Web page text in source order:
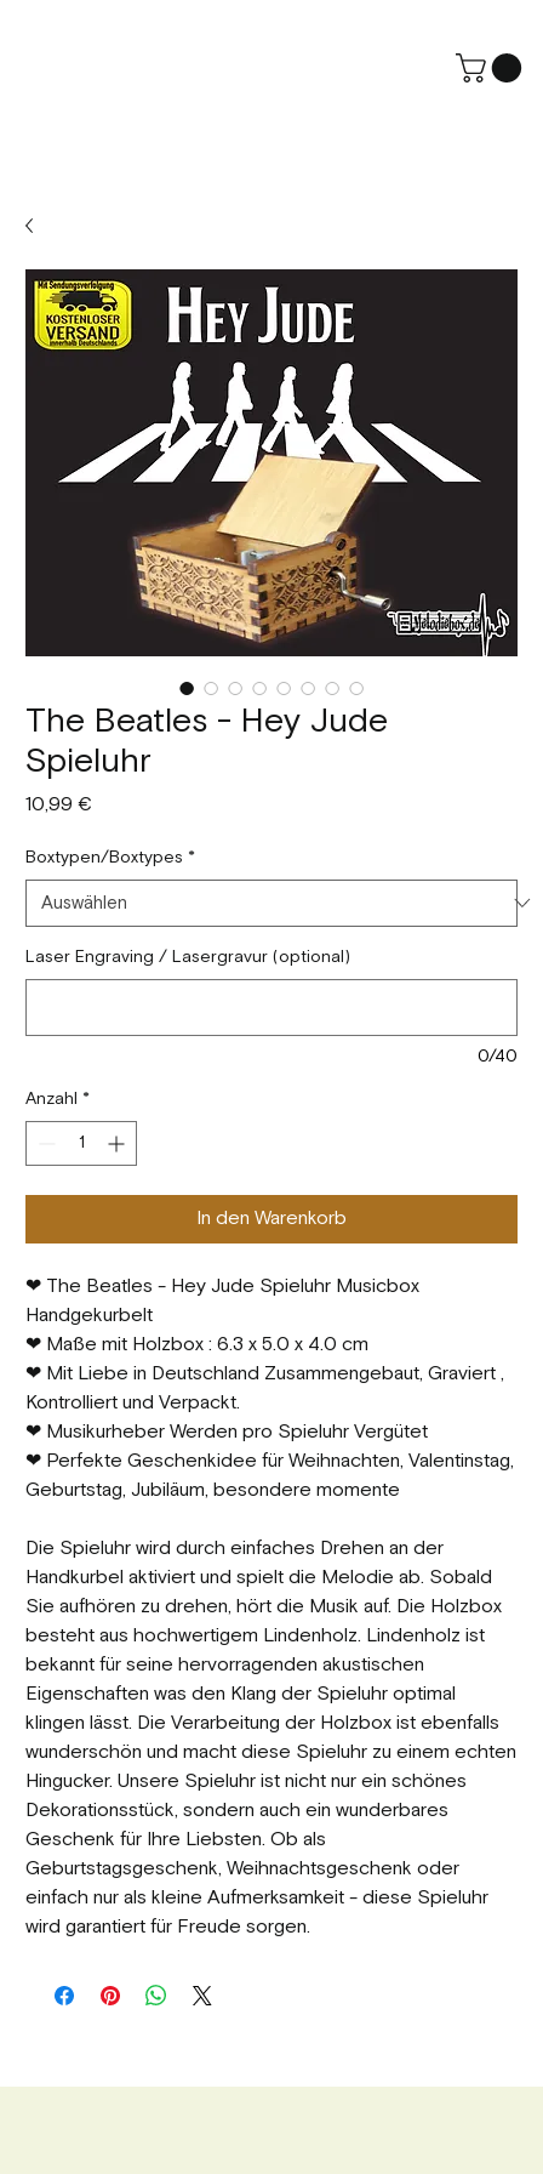
The Beatles - Hey Jude
Spieluhr
10,99 €
Boxtypen/Boxtypes *
Laser Engraving / Lasergravur (optional)
0/40
Anzahl *
In den Warenkorb
❤ The Beatles - Hey Jude Spieluhr Musicbox
Handgekurbelt
❤ Maße mit Holzbox : 6.3 x 5.0 x 4.0 cm
❤ Mit Liebe in Deutschland Zusammengebaut, Graviert ,
Kontrolliert und Verpackt.
❤ Musikurheber Werden pro Spieluhr Vergütet
❤ Perfekte Geschenkidee für Weihnachten, Valentinstag,
Geburtstag, Jubiläum, besondere momente
Die Spieluhr wird durch einfaches Drehen an der
Handkurbel aktiviert und spielt die Melodie ab. Sobald
Sie aufhören zu drehen, hört die Musik auf. Die Holzbox
besteht aus hochwertigem Lindenholz. Lindenholz ist
bekannt für seine hervorragenden akustischen
Eigenschaften was den Klang der Spieluhr optimal
klingen lässt. Die Verarbeitung der Holzbox ist ebenfalls
wunderschön und macht diese Spieluhr zu einem echten
Hingucker. Unsere Spieluhr ist nicht nur ein schönes
Dekorationsstück, sondern auch ein wunderbares
Geschenk für Ihre Liebsten. Ob als
Geburtstagsgeschenk, Weihnachtsgeschenk oder
einfach nur als kleine Aufmerksamkeit - diese Spieluhr
wird garantiert für Freude sorgen.